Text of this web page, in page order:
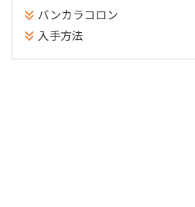
バンカラコロン
入手方法